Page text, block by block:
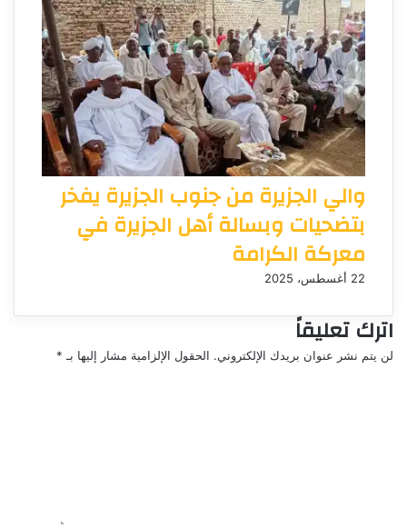
والي الجزيرة من جنوب الجزيرة يفخر
بتضحيات وبسالة أهل الجزيرة في
معركة الكرامة
22 أغسطس، 2025
اترك تعليقاً
لن يتم نشر عنوان بريدك الإلكتروني. الحقول الإلزامية مشار إليها بـ *